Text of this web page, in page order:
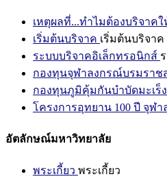
เหตุผลที่...ทำไมต้องบริจาคใ
เริ่มต้นบริจาค เริ่มต้นบริจาค
ระบบบริจาคอิเล็กทรอนิกส์
กองทุนจุฬาลงกรณ์บรมราช
กองทุนภูมิคุ้มกันบำบัดมะเร็
โครงการอุทยาน 100 ปี จุฬ
อัตลักษณ์มหาวิทยาลัย
พระเกี้ยว พระเกี้ยว